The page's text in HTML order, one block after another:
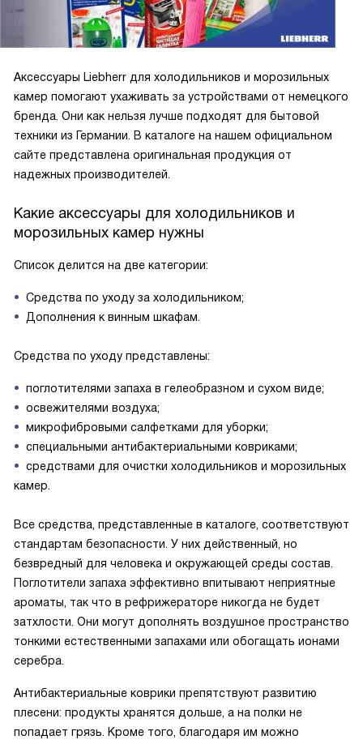
Аксессуары Liebherr для холодильников и морозильных
камер помогают ухаживать за устройствами от немецкого
бренда. Они как нельзя лучше подходят для бытовой
техники из Германии. В каталоге на нашем официальном
сайте представлена оригинальная продукция от
надежных производителей.
Какие аксессуары для холодильников и
морозильных камер нужны
Список делится на две категории:
Средства по уходу за холодильником;
Дополнения к винным шкафам.
Средства по уходу представлены:
поглотителями запаха в гелеобразном и сухом виде;
освежителями воздуха;
микрофибровыми салфетками для уборки;
специальными антибактериальными ковриками;
средствами для очистки холодильников и морозильных
камер.
Все средства, представленные в каталоге, соответствуют
стандартам безопасности. У них действенный, но
безвредный для человека и окружающей среды состав.
Поглотители запаха эффективно впитывают неприятные
ароматы, так что в рефрижераторе никогда не будет
затхлости. Они могут дополнять воздушное пространство
тонкими естественными запахами или обогащать ионами
серебра.
Антибактериальные коврики препятствуют развитию
плесени: продукты хранятся дольше, а на полки не
попадает грязь. Кроме того, благодаря им можно